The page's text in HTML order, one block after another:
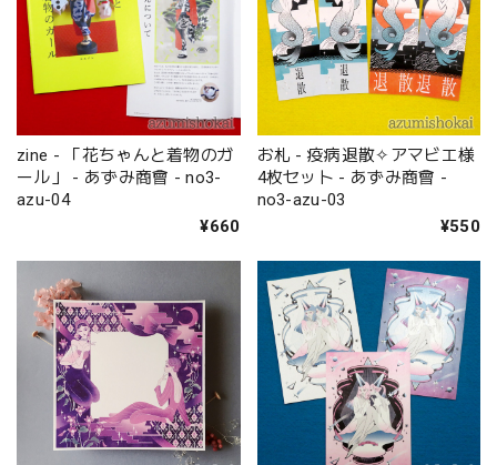
zine - 「花ちゃんと着物のガ
ール」 - あずみ商會 - no3-
azu-04
¥660
お札 - 疫病退散✧アマビエ様
4枚セット - あずみ商會 -
no3-azu-03
¥550